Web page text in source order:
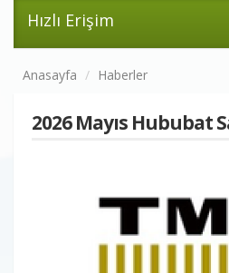
Hızlı Erişim
Anasayfa Haberler
2026 Mayıs Hububat